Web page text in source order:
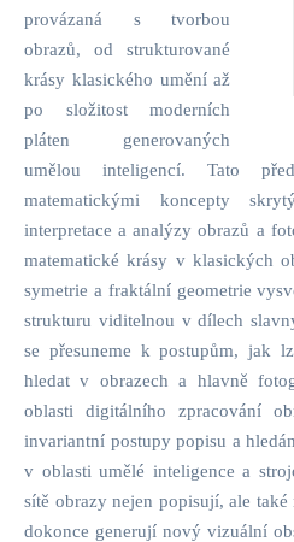
provázaná s tvorbou
obrazů, od strukturované
krásy klasického umění až
po složitost moderních
pláten generovaných
umělou inteligencí. Tato
matematickými koncepty
interpretace a analýzy obrazů a
matematické krásy v klasických
symetrie a fraktální geometrie
strukturu viditelnou v dílech
se přesuneme k postupům, jak
hledat v obrazech a hlavně
oblasti digitálního zpracování
invariantní postupy popisu a
v oblasti umělé inteligence a
sítě obrazy nejen popisují, ale
dokonce generují nový vizuální